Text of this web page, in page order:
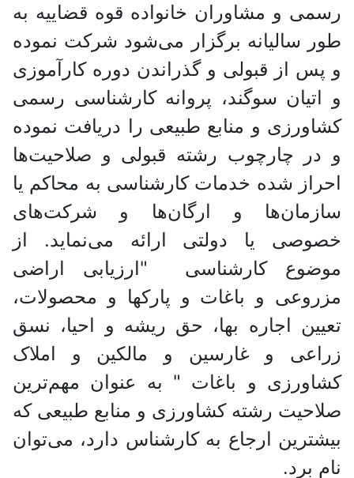
و مشاوران خانواده قوه قضاییه به
سالیانه برگزار می‌شود شرکت نموده
از قبولی و گذراندن دوره کارآموزی
سوگند، پروانه کارشناسی رسمی
و منابع طبیعی را دریافت نموده
چارچوب رشته قبولی و صلاحیت‌ها
شده خدمات کارشناسی به محاکم یا
و ارگان‌ها و شرکت‌های
یا دولتی ارائه می‌نماید. از
کارشناسی "ارزیابی اراضی
و باغات و پارکها و محصولات،
اجاره بها، حق ریشه و احیا، نسق
و غارسین و مالکین و املاک
و باغات " به عنوان مهم‌ترین
رشته کشاورزی و منابع طبیعی که
ارجاع به کارشناس دارد، می‌توان